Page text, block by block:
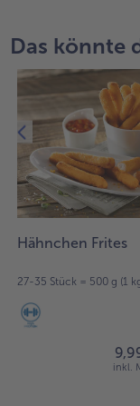
Übersicht.
Es
7
Artikel
der
Liste.
Das könnte
Hähnchen Frites
27-35 Stück = 500 g (1
inkl.